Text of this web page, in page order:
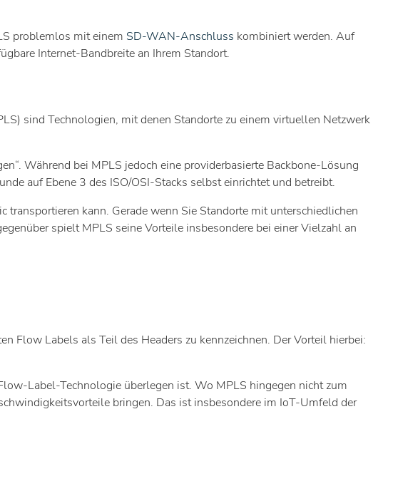
problemlos mit einem SD-WAN-Anschluss kombiniert werden. Auf
Internet-Bandbreite an Ihrem Standort.
sind Technologien, mit denen Standorte zu einem virtuellen Netzwerk
Während bei MPLS jedoch eine providerbasierte Backbone-Lösung
auf Ebene 3 des ISO/OSI-Stacks selbst einrichtet und betreibt.
kann. Gerade wenn Sie Standorte mit unterschiedlichen
spielt MPLS seine Vorteile insbesondere bei einer Vielzahl an
Flow Labels als Teil des Headers zu kennzeichnen. Der Vorteil hierbei:
Label-Technologie überlegen ist. Wo MPLS hingegen nicht zum
bringen. Das ist insbesondere im IoT-Umfeld der